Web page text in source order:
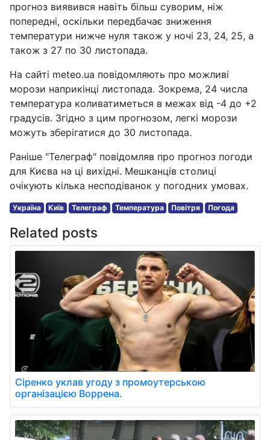
прогноз виявився навіть більш суворим, ніж
попередні, оскільки передбачає зниження
температури нижче нуля також у ночі 23, 24, 25, а
також з 27 по 30 листопада.
На сайті meteo.ua повідомляють про можливі
морози наприкінці листопада. Зокрема, 24 числа
температура коливатиметься в межах від -4 до +2
градусів. Згідно з цим прогнозом, легкі морози
можуть зберігатися до 30 листопада.
Раніше "Телеграф" повідомляв про прогноз погоди
для Києва на ці вихідні. Мешканців столиці
очікують кілька несподіванок у погодних умовах.
Україна Київ Телеграф Температура Повітря Погода
Related posts
Сіренко уклав угоду з промоутерською
організацією Воррена.